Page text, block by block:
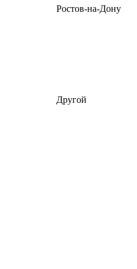
Ростов-на-Дону
Другой